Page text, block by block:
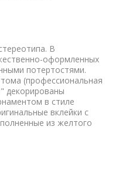
В
оформленных
потертостями.
(профессиональная
декорированы
в стиле
вклейки с
из желтого